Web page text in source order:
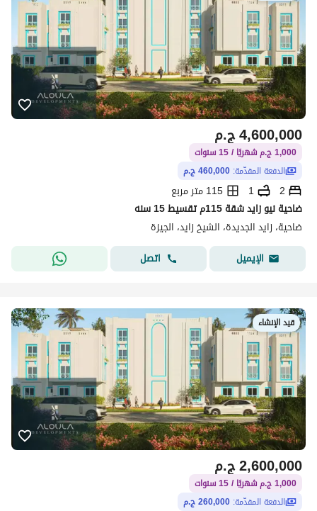
ج.م4,600,000
1,000 ج.م شهريًا / 15 سنوات
الدفعة المقدّمة: 460,000 ج.م
2
1
115 متر مربع
ضاحية نيو زايد شقة 115م تقسيط 15 سنه
ضاحية، زايد الجديدة، الشيخ زايد، الجيزة
الإيميل
اتصل
قيد الإنشاء
ج.م2,600,000
1,000 ج.م شهريًا / 15 سنوات
الدفعة المقدّمة: 260,000 ج.م